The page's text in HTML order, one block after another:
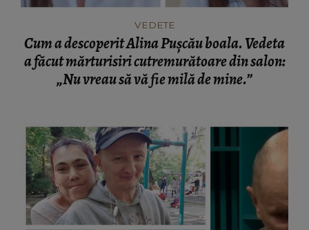
VEDETE
Cum a descoperit Alina Pușcău boala. Vedeta
a făcut mărturisiri cutremurătoare din salon:
„Nu vreau să vă fie milă de mine.”